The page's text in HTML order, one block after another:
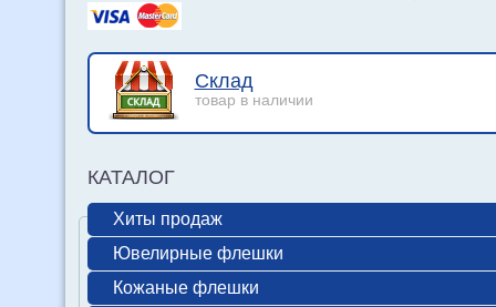
Склад
товар в наличии
КАТАЛОГ
Хиты продаж
Ювелирные флешки
Кожаные флешки